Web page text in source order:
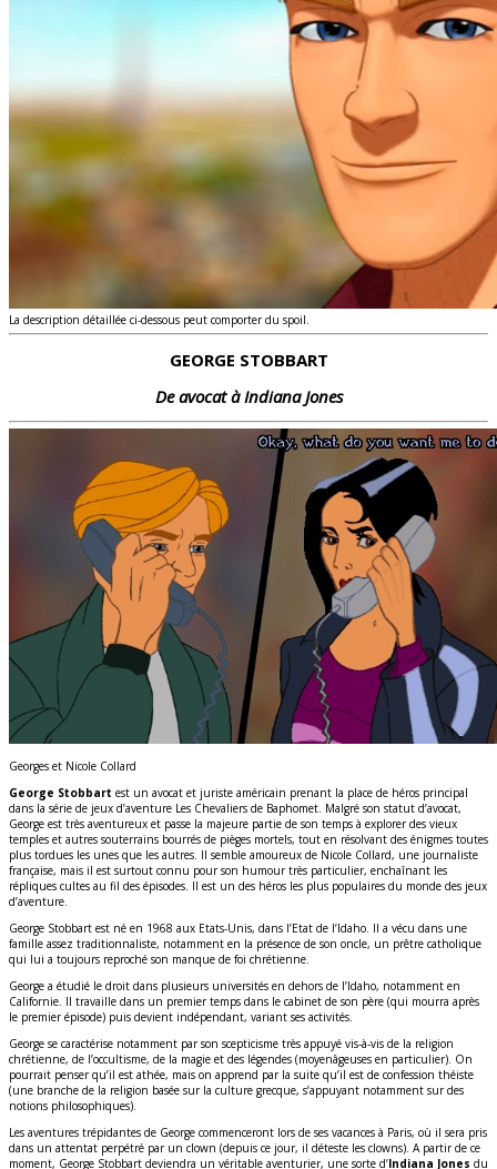
La description détaillée ci-dessous peut comporter du spoil.
GEORGE STOBBART
De avocat à Indiana Jones
Georges et Nicole Collard
George Stobbart est un avocat et juriste américain prenant la place de héros principal
dans la série de jeux d’aventure Les Chevaliers de Baphomet. Malgré son statut d’avocat,
George est très aventureux et passe la majeure partie de son temps à explorer des vieux
temples et autres souterrains bourrés de pièges mortels, tout en résolvant des énigmes toutes
plus tordues les unes que les autres. Il semble amoureux de Nicole Collard, une journaliste
française, mais il est surtout connu pour son humour très particulier, enchaînant les
répliques cultes au fil des épisodes. Il est un des héros les plus populaires du monde des jeux
d’aventure.
George Stobbart est né en 1968 aux Etats-Unis, dans l’Etat de l’Idaho. Il a vécu dans une
famille assez traditionnaliste, notamment en la présence de son oncle, un prêtre catholique
qui lui a toujours reproché son manque de foi chrétienne.
George a étudié le droit dans plusieurs universités en dehors de l’Idaho, notamment en
Californie. Il travaille dans un premier temps dans le cabinet de son père (qui mourra après
le premier épisode) puis devient indépendant, variant ses activités.
George se caractérise notamment par son scepticisme très appuyé vis-à-vis de la religion
chrétienne, de l’occultisme, de la magie et des légendes (moyenâgeuses en particulier). On
pourrait penser qu’il est athée, mais on apprend par la suite qu’il est de confession théiste
(une branche de la religion basée sur la culture grecque, s’appuyant notamment sur des
notions philosophiques).
Les aventures trépidantes de George commenceront lors de ses vacances à Paris, où il sera pris
dans un attentat perpétré par un clown (depuis ce jour, il déteste les clowns). A partir de ce
moment, George Stobbart deviendra un véritable aventurier, une sorte d’Indiana Jones du